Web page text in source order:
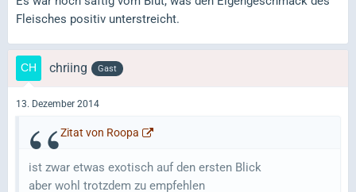
Fleisches positiv unterstreicht.
chriing Gast
13. Dezember 2014
Zitat von Roopa
ist zwar etwas exotisch auf den ersten Blick
aber wohl trotzdem zu empfehlen